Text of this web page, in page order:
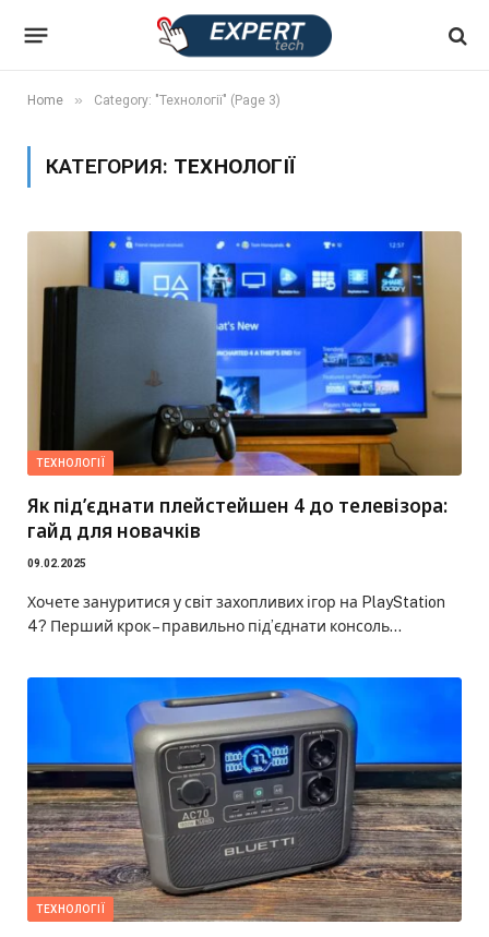
Home » Category: "Технології" (Page 3)
КАТЕГОРИЯ: ТЕХНОЛОГІЇ
ТЕХНОЛОГІЇ
Як під’єднати плейстейшен 4 до телевізора:
гайд для новачків
09.02.2025
Хочете зануритися у світ захопливих ігор на PlayStation
4? Перший крок – правильно під’єднати консоль…
ТЕХНОЛОГІЇ